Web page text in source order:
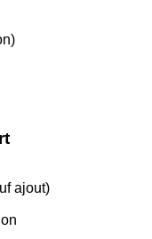
ajout)